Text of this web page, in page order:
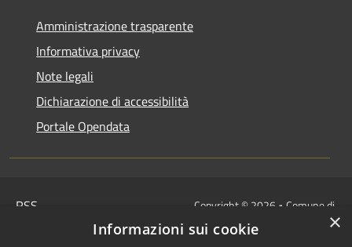
Amministrazione trasparente
Informativa privacy
Note legali
Dichiarazione di accessibilità
Portale Opendata
RSS
Copyright © 2026 • Comune di
Villongo • Powered by
×
Informazioni sui cookie